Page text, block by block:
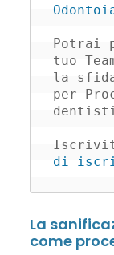
Potrai
tuo
la
per
di
La
come